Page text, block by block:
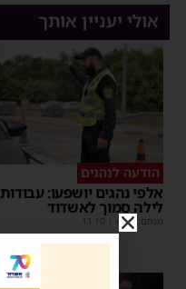
אולי יעניין אותך
הודעה לנהגים
אלפי נהגים יושפעו: עבודות
לילה סמוך לאשדוד
מנחם דויטש